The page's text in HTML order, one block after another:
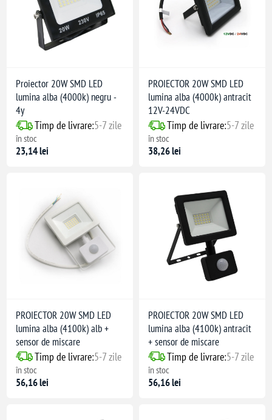
Proiector 20W SMD LED
lumina alba (4000k) negru -
4y
Timp de livrare:5-7 zile
în stoc
23,14 lei
PROIECTOR 20W SMD LED
lumina alba (4000k) antracit
12V-24VDC
Timp de livrare:5-7 zile
în stoc
38,26 lei
PROIECTOR 20W SMD LED
lumina alba (4100k) alb +
sensor de miscare
Timp de livrare:5-7 zile
în stoc
56,16 lei
PROIECTOR 20W SMD LED
lumina alba (4100k) antracit
+ sensor de miscare
Timp de livrare:5-7 zile
în stoc
56,16 lei